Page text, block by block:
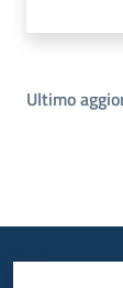
Ultimo